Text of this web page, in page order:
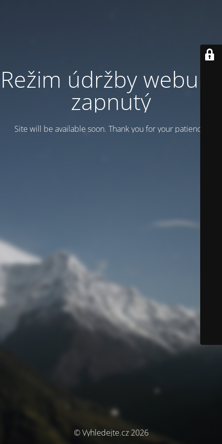
Režim údržby webu je
zapnutý
Site will be available soon. Thank you for your patience!
© Vyhledejte.cz 2026